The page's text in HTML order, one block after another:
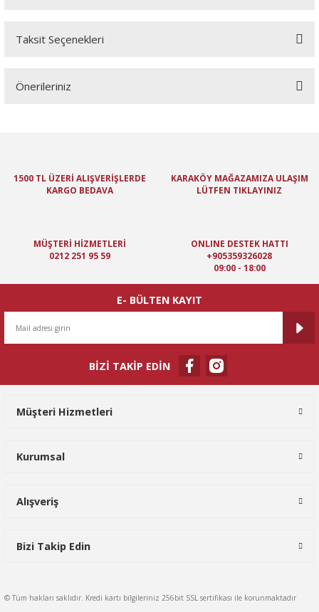
Taksit Seçenekleri
Önerileriniz
Ürün resmi kalitesiz, bozuk veya görüntülenemiyor.
Ürün bilgilerinde hatalar bulunuyor.
Ürün fiyatı diğer sitelerden daha pahalı.
Gönder
1500 TL ÜZERİ ALIŞVERİŞLERDE
KARGO BEDAVA
KARAKÖY MAĞAZAMIZA ULAŞIM
LÜTFEN TIKLAYINIZ
MÜŞTERİ HİZMETLERİ
0212 251 95 59
ONLINE DESTEK HATTI
+905359326028
09:00 - 18:00
E- BÜLTEN KAYIT
BİZİ TAKİP EDİN
Müşteri Hizmetleri
Kurumsal
Alışveriş
Bizi Takip Edin
© Tüm hakları saklıdır. Kredi kartı bilgileriniz 256bit SSL sertifikası ile korunmaktadır